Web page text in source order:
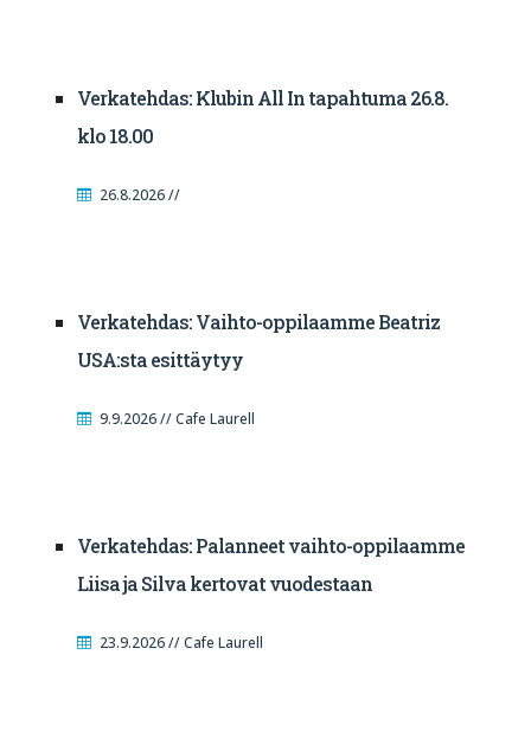
Verkatehdas: Klubin All In tapahtuma 26.8.
klo 18.00
26.8.2026 //
Verkatehdas: Vaihto-oppilaamme Beatriz
USA:sta esittäytyy
9.9.2026 // Cafe Laurell
Verkatehdas: Palanneet vaihto-oppilaamme
Liisa ja Silva kertovat vuodestaan
23.9.2026 // Cafe Laurell